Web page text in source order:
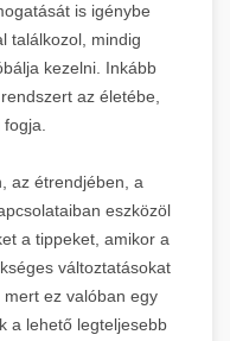
is igénybe
találkozol, mindig
kezelni. Inkább
az életébe,
az étrendjében, a
eszközöl
a tippeket, amikor a
változtatásokat
ez valóban egy
a lehető legteljesebb